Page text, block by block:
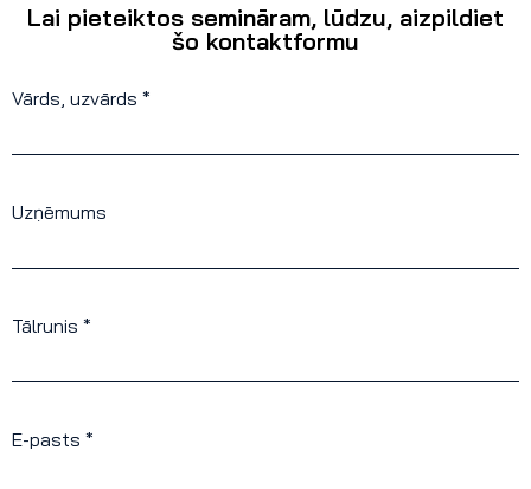
Lai pieteiktos semināram, lūdzu, aizpildiet
šo kontaktformu
Vārds, uzvārds *
Uzņēmums
Tālrunis *
E-pasts *